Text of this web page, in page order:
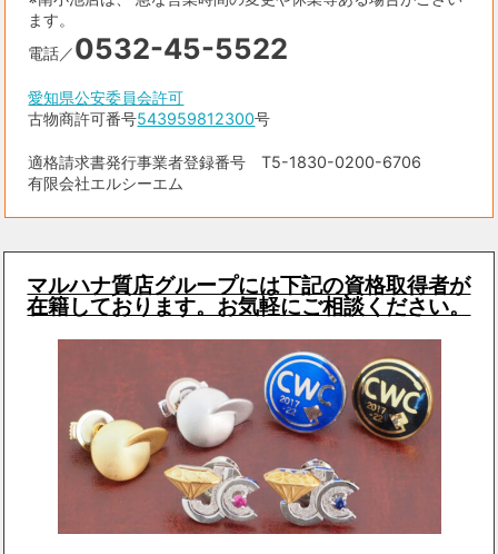
ます。
電話／0532-45-5522
愛知県公安委員会許可
古物商許可番号543959812300号
適格請求書発行事業者登録番号 T5-1830-0200-6706
有限会社エルシーエム
マルハナ質店グループには下記の資格取得者が
在籍しております。お気軽にご相談ください。